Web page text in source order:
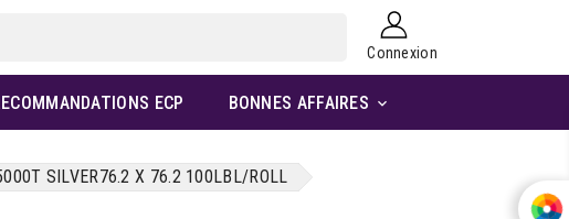
Connexion
ECP BONNES AFFAIRES 
SILVER76.2 X 76.2 100LBL/ROLL